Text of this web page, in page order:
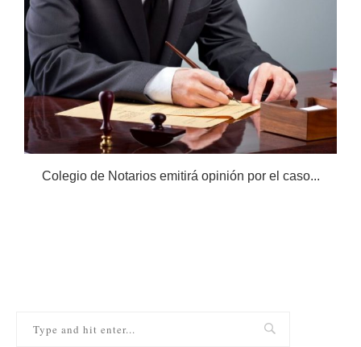
Colegio de Notarios emitirá opinión por el caso...